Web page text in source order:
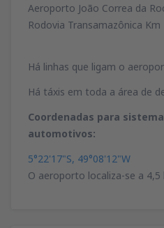
Aeroporto João Correa da
Rodovia Transamazônica Km
Há linhas que ligam o
Há táxis em toda a área de
Coordenadas para
automotivos:
5°22'17"S, 49°08'12"W
O aeroporto localiza-se a